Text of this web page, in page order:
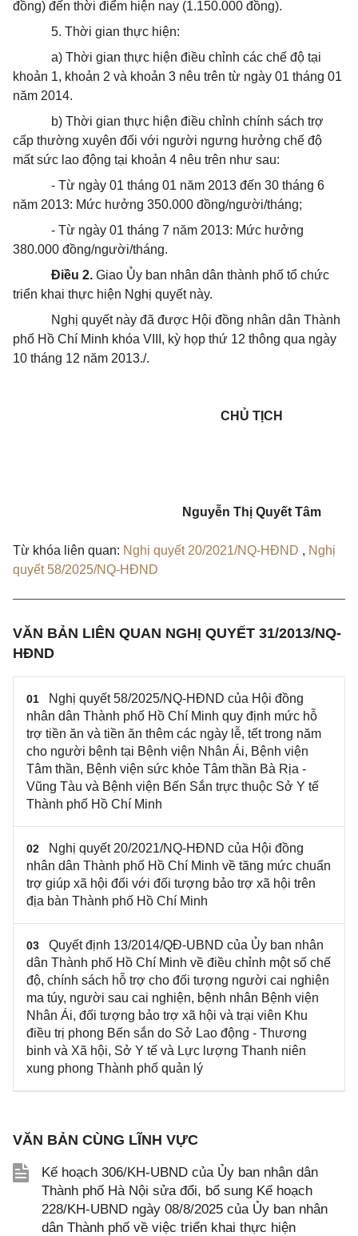
đồng) đến thời điểm hiện nay (1.150.000 đồng).
5. Thời gian thực hiện:
a) Thời gian thực hiện điều chỉnh các chế độ tại
khoản 1, khoản 2 và khoản 3 nêu trên từ ngày 01 tháng 01
năm 2014.
b) Thời gian thực hiện điều chỉnh chính sách trợ
cấp thường xuyên đối với người ngưng hưởng chế độ
mất sức lao động tại khoản 4 nêu trên như sau:
- Từ ngày 01 tháng 01 năm 2013 đến 30 tháng 6
năm 2013: Mức hưởng 350.000 đồng/người/tháng;
- Từ ngày 01 tháng 7 năm 2013: Mức hưởng
380.000 đồng/người/tháng.
Điều 2. Giao Ủy ban nhân dân thành phố tổ chức
triển khai thực hiện Nghị quyết này.
Nghị quyết này đã được Hội đồng nhân dân Thành
phố Hồ Chí Minh khóa VIII, kỳ họp thứ 12 thông qua ngày
10 tháng 12 năm 2013./.
CHỦ TỊCH
Nguyễn Thị Quyết Tâm
Từ khóa liên quan: Nghị quyết 20/2021/NQ-HĐND , Nghị
quyết 58/2025/NQ-HĐND
VĂN BẢN LIÊN QUAN NGHỊ QUYẾT 31/2013/NQ-
HĐND
01
Nghị quyết 58/2025/NQ-HĐND của Hội đồng
nhân dân Thành phố Hồ Chí Minh quy định mức hỗ
trợ tiền ăn và tiền ăn thêm các ngày lễ, tết trong năm
cho người bệnh tại Bệnh viện Nhân Ái, Bệnh viện
Tâm thần, Bệnh viện sức khỏe Tâm thần Bà Rịa -
Vũng Tàu và Bệnh viện Bến Sắn trực thuộc Sở Y tế
Thành phố Hồ Chí Minh
02
Nghị quyết 20/2021/NQ-HĐND của Hội đồng
nhân dân Thành phố Hồ Chí Minh về tăng mức chuẩn
trợ giúp xã hội đối với đối tượng bảo trợ xã hội trên
địa bàn Thành phố Hồ Chí Minh
03
Quyết định 13/2014/QĐ-UBND của Ủy ban nhân
dân Thành phố Hồ Chí Minh về điều chỉnh một số chế
độ, chính sách hỗ trợ cho đối tượng người cai nghiện
ma túy, người sau cai nghiện, bệnh nhân Bệnh viện
Nhân Ái, đối tượng bảo trợ xã hội và trại viên Khu
điều trị phong Bến sắn do Sở Lao động - Thương
binh và Xã hội, Sở Y tế và Lực lượng Thanh niên
xung phong Thành phố quản lý
VĂN BẢN CÙNG LĨNH VỰC
Kế hoạch 306/KH-UBND của Ủy ban nhân dân
Thành phố Hà Nội sửa đổi, bổ sung Kế hoạch
228/KH-UBND ngày 08/8/2025 của Ủy ban nhân
dân Thành phố về việc triển khai thực hiện